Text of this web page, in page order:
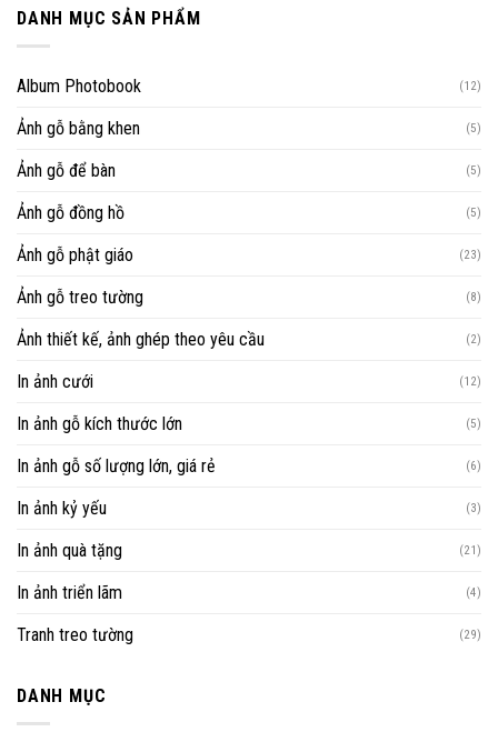
DANH MỤC SẢN PHẨM
Album Photobook (12)
Ảnh gỗ bằng khen (5)
Ảnh gỗ để bàn (5)
Ảnh gỗ đồng hồ (5)
Ảnh gỗ phật giáo (23)
Ảnh gỗ treo tường (8)
Ảnh thiết kế, ảnh ghép theo yêu cầu (2)
In ảnh cưới (12)
In ảnh gỗ kích thước lớn (5)
In ảnh gỗ số lượng lớn, giá rẻ (6)
In ảnh kỷ yếu (3)
In ảnh quà tặng (21)
In ảnh triển lãm (4)
Tranh treo tường (29)
DANH MỤC